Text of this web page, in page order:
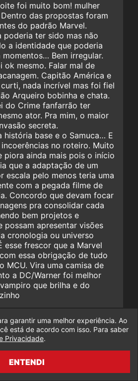
foi muito bom! mulher
das propostas foram
do padrão Marvel.
poderia ter sido mas não
a identidade que poderia
momentos… Bem irregular.
ok mesmo. Falar mal de
Capitão América e
nada incrível mas foi fiel
Arqueiro bobinha e chata.
do Crime fanfarrão ter
ator. Pra mim, o maior
secreta.
história base e o Samuca… E
no roteiro. Muito
piora ainda mais pois o início
que a adaptação de um
escala pelo menos teria uma
com a pegada filme de
Concordo que devam focar
pra consolidar cada
bem projetos e
possam apresentar visões
cronologia ou universo
esse frescor que a Marvel
essa obrigação de tudo
MCU. Vira uma camisa de
a DC/Warner foi melhor
que brilha e do
com tanta série de heróis,
garantir uma melhor experiência. Ao
está de acordo com isso. Para saber
Privacidade.
ENTENDI